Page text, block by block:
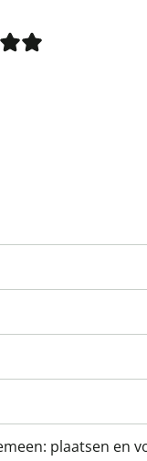
plaatsen en